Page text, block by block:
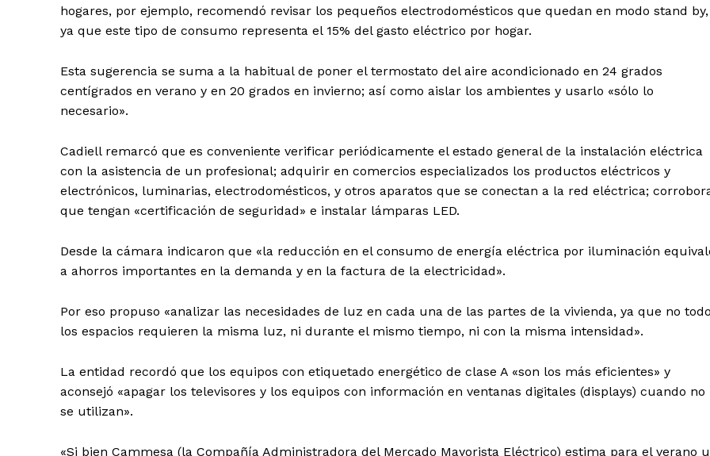
hogares, por ejemplo, recomendó revisar los pequeños electrodomésticos que quedan en modo stand by,
ya que este tipo de consumo representa el 15% del gasto eléctrico por hogar.
Esta sugerencia se suma a la habitual de poner el termostato del aire acondicionado en 24 grados
centígrados en verano y en 20 grados en invierno; así como aislar los ambientes y usarlo «sólo lo
necesario».
Cadiell remarcó que es conveniente verificar periódicamente el estado general de la instalación eléctrica
con la asistencia de un profesional; adquirir en comercios especializados los productos eléctricos y
electrónicos, luminarias, electrodomésticos, y otros aparatos que se conectan a la red eléctrica;
que tengan «certificación de seguridad» e instalar lámparas LED.
Desde la cámara indicaron que «la reducción en el consumo de energía eléctrica por iluminación
a ahorros importantes en la demanda y en la factura de la electricidad».
Por eso propuso «analizar las necesidades de luz en cada una de las partes de la vivienda, ya que no
los espacios requieren la misma luz, ni durante el mismo tiempo, ni con la misma intensidad».
La entidad recordó que los equipos con etiquetado energético de clase A «son los más eficientes» y
aconsejó «apagar los televisores y los equipos con información en ventanas digitales (displays) cuando no
se utilizan».
«Si bien Cammesa (la Compañía Administradora del Mercado Mayorista Eléctrico) estima para el verano